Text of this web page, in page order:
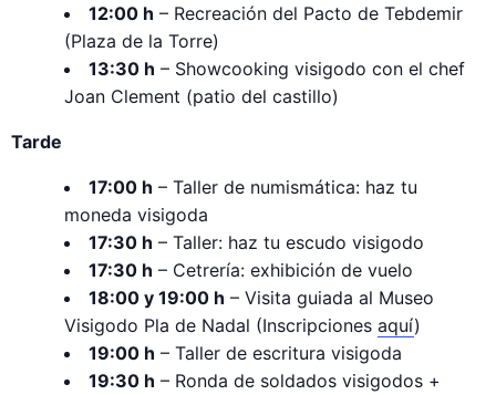
12:00 h – Recreación del Pacto de Tebdemir
(Plaza de la Torre)
13:30 h – Showcooking visigodo con el chef
Joan Clement (patio del castillo)
Tarde
17:00 h – Taller de numismática: haz tu
moneda visigoda
17:30 h – Taller: haz tu escudo visigodo
17:30 h – Cetrería: exhibición de vuelo
18:00 y 19:00 h – Visita guiada al Museo
Visigodo Pla de Nadal (Inscripciones aquí)
19:00 h – Taller de escritura visigoda
19:30 h – Ronda de soldados visigodos +